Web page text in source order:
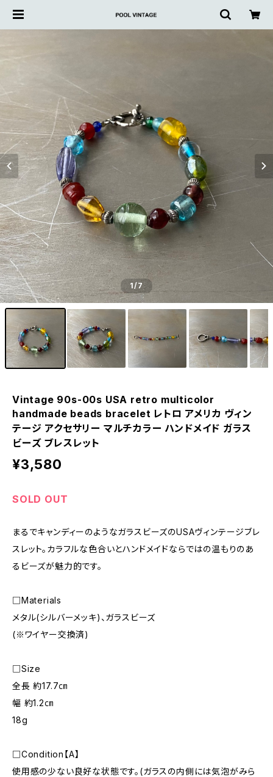
1/7
Vintage 90s-00s USA retro multicolor
handmade beads bracelet レトロ アメリカ ヴィン
テージ アクセサリー マルチカラー ハンドメイド ガラス
ビーズ ブレスレット
¥3,580
SOLD OUT
まるでキャンディーのようなガラスビーズのUSAヴィンテージブレ
スレット。カラフルな色合いとハンドメイドならではの温もりのあ
るビーズが魅力的です。
□Materials
メタル(シルバーメッキ)、ガラスビーズ
(※ワイヤー交換済)
□Size
全長 約17.7㎝
幅 約1.2㎝
18g
□Condition【A】
使用感の少ない良好な状態です。(ガラスの内側には気泡がみら